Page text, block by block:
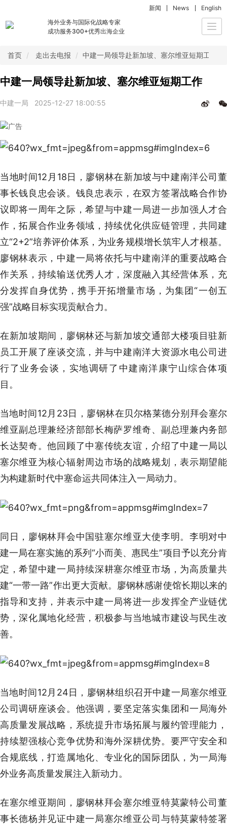
海外业务与国际化战略专家
成功服务300+优秀出海企业
新闻 News English
首页 走出去电报 中建一局领导赴新加坡、塞尔维亚短期工作
中建一局领导赴新加坡、塞尔维亚短期工作
中建一局 2025-12-27 18:00:55
当地时间12月18日，廖钢林在新加坡与中建南洋公司董
事长钱良忠会谈。钱良忠表示，在双方签署战略合作协
议即将一周年之际，希望与中建一局进一步加强人才合
作，拓展合作业务领域，持续优化供应链管理，共同建
立“2+2”培养评价体系，为业务规模增长筑牢人才根基。
廖钢林表示，中建一局将依托与中建南洋的重要战略合
作关系，持续输送优秀人才，深度融入其经营体系，充
分发挥自身优势，携手开拓增量市场，为集团“一创五
强”战略目标实现贡献合力。
在新加坡期间，廖钢林还与新加坡交通部大楼项目驻新
员工开展了座谈交流，并与中建南洋大资源水电公司进
行了业务会谈，实地调研了中建南洋康宁山综合体项
目。
当地时间12月23日，廖钢林在贝尔格莱德分别拜会塞尔
维亚副总理兼经济部部长梅萨罗维奇、副总理兼内务部
长达契奇。他回顾了中塞传统友谊，介绍了中建一局以
塞尔维亚为核心辐射周边市场的战略规划，表示期望能
为构建新时代中塞命运共同体注入一局动力。
同日，廖钢林拜会中国驻塞尔维亚大使李明。李明对中
建一局在塞实施的系列“小而美、惠民生”项目予以充分肯
定，希望中建一局持续深耕塞尔维亚市场，为高质量共
建“一带一路”作出更大贡献。廖钢林感谢使馆长期以来的
指导和支持，并表示中建一局将进一步发挥全产业链优
势，深化属地化经营，积极参与当地城市建设与民生改
善。
当地时间12月24日，廖钢林组织召开中建一局塞尔维亚
公司调研座谈会。他强调，要坚定落实集团和一局海外
高质量发展战略，系统提升市场拓展与履约管理能力，
持续塑强核心竞争优势和海外深耕优势。要严守安全和
合规底线，打造属地化、专业化的国际团队，为一局海
外业务高质量发展注入新动力。
在塞尔维亚期间，廖钢林拜会塞尔维亚特莫蒙特公司董
事长德杨并见证中建一局塞尔维亚公司与特莫蒙特签署